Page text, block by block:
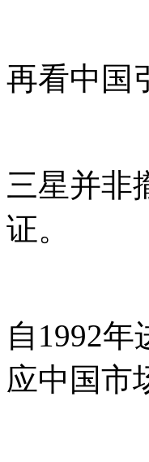
再看中国
三星并非
证。
自1992
应中国市